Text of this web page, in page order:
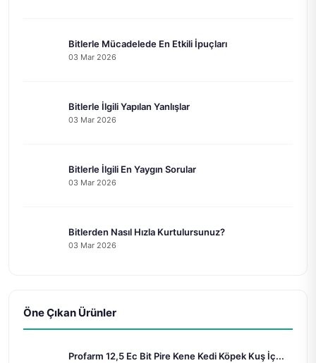
Bitlerle Mücadelede En Etkili İpuçları
03 Mar 2026
Bitlerle İlgili Yapılan Yanlışlar
03 Mar 2026
Bitlerle İlgili En Yaygın Sorular
03 Mar 2026
Bitlerden Nasıl Hızla Kurtulursunuz?
03 Mar 2026
Öne Çıkan Ürünler
Profarm 12,5 Ec Bit Pire Kene Kedi Köpek Kuş İç...